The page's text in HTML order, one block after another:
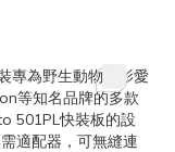
專為野生動物攝影愛
等知名品牌的多款
501PL快裝板的設
適配器，可無縫連